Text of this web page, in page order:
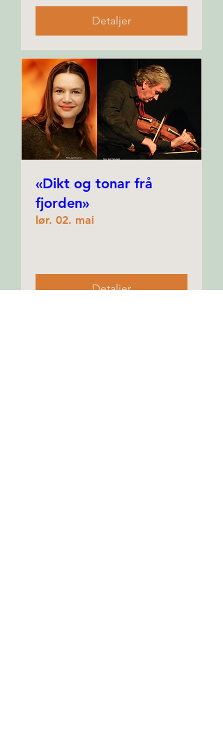
Detaljer
«Dikt og tonar frå
fjorden»
lør. 02. mai
Detaljer